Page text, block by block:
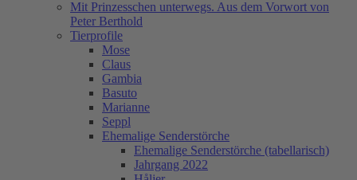
Mit Prinzesschen unterwegs. Aus dem Vorwort von
Peter Berthold
Tierprofile
Mose
Claus
Gambia
Basuto
Marianne
Seppl
Ehemalige Senderstörche
Ehemalige Senderstörche (tabellarisch)
Jahrgang 2022